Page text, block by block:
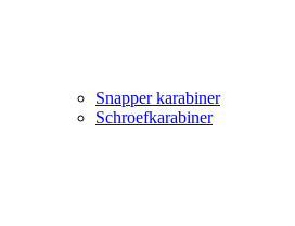
Snapper karabiner
Schroefkarabiner